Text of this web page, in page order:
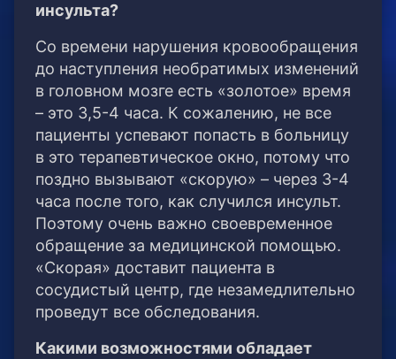
инсульта?
Со времени нарушения кровообращения
до наступления необратимых изменений
в головном мозге есть «золотое» время
– это 3,5-4 часа. К сожалению, не все
пациенты успевают попасть в больницу
в это терапевтическое окно, потому что
поздно вызывают «скорую» – через 3-4
часа после того, как случился инсульт.
Поэтому очень важно своевременное
обращение за медицинской помощью.
«Скорая» доставит пациента в
сосудистый центр, где незамедлительно
проведут все обследования.
Какими возможностями обладает